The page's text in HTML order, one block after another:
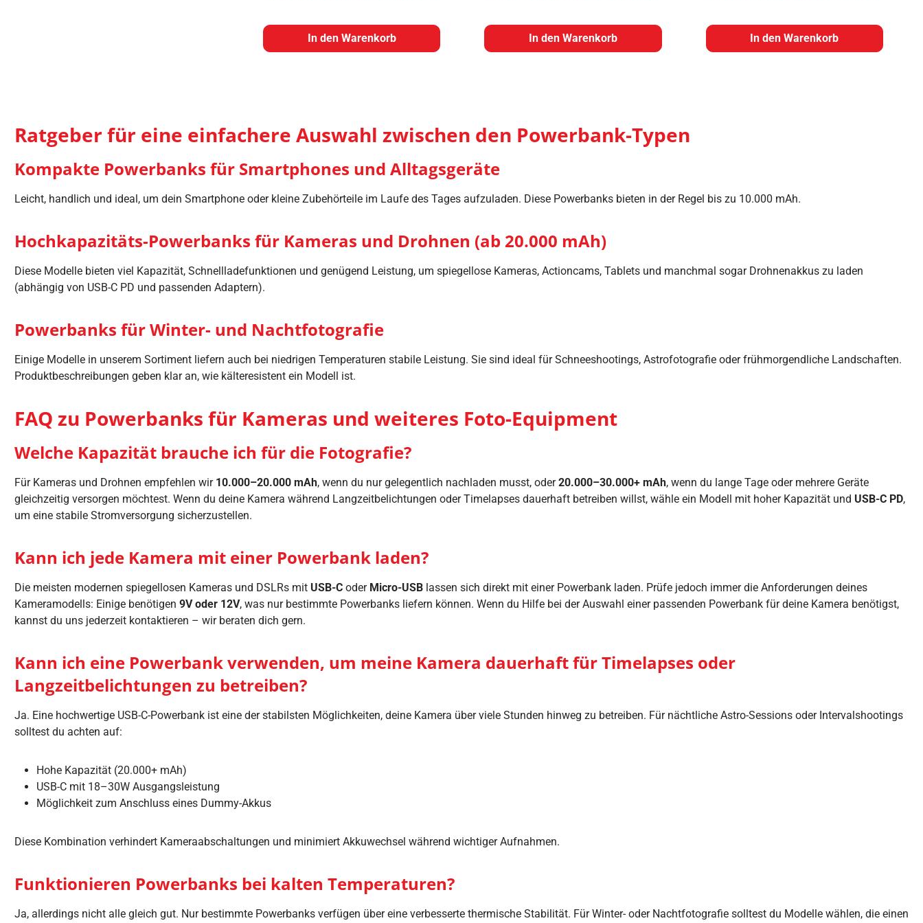
In den Warenkorb In den Warenkorb In den Warenkorb
Ratgeber für eine einfachere Auswahl zwischen den Powerbank-Typen
Kompakte Powerbanks für Smartphones und Alltagsgeräte
Leicht, handlich und ideal, um dein Smartphone oder kleine Zubehörteile im Laufe des Tages aufzuladen. Diese Powerbanks bieten in der Regel bis zu 10.000 mAh.
Hochkapazitäts-Powerbanks für Kameras und Drohnen (ab 20.000 mAh)
Diese Modelle bieten viel Kapazität, Schnellladefunktionen und genügend Leistung, um spiegellose Kameras, Actioncams, Tablets und manchmal sogar Drohnenakkus zu laden
(abhängig von USB-C PD und passenden Adaptern).
Powerbanks für Winter- und Nachtfotografie
Einige Modelle in unserem Sortiment liefern auch bei niedrigen Temperaturen stabile Leistung. Sie sind ideal für Schneeshootings, Astrofotografie oder frühmorgendliche Landschaften.
Produktbeschreibungen geben klar an, wie kälteresistent ein Modell ist.
FAQ zu Powerbanks für Kameras und weiteres Foto-Equipment
Welche Kapazität brauche ich für die Fotografie?
Für Kameras und Drohnen empfehlen wir 10.000–20.000 mAh, wenn du nur gelegentlich nachladen musst, oder20.000–30.000+ mAh, wenn du lange Tage oder mehrere Geräte
gleichzeitig versorgen möchtest. Wenn du deine Kamera während Langzeitbelichtungen oder Timelapses dauerhaft betreiben willst, wähle ein Modell mit hoher Kapazität und USB-C PD,
um eine stabile Stromversorgung sicherzustellen.
Kann ich jede Kamera mit einer Powerbank laden?
Die meisten modernen spiegellosen Kameras und DSLRs mit USB-C oder Micro-USB lassen sich direkt mit einer Powerbank laden. Prüfe jedoch immer die Anforderungen deines
Kameramodells: Einige benötigen 9V oder 12V, was nur bestimmte Powerbanks liefern können. Wenn du Hilfe bei der Auswahl einer passenden Powerbank für deine Kamera benötigst,
kannst du uns jederzeit kontaktieren – wir beraten dich gern.
Kann ich eine Powerbank verwenden, um meine Kamera dauerhaft für Timelapses oder
Langzeitbelichtungen zu betreiben?
Ja. Eine hochwertige USB-C-Powerbank ist eine der stabilsten Möglichkeiten, deine Kamera über viele Stunden hinweg zu betreiben. Für nächtliche Astro-Sessions oder Intervalshootings
solltest du achten auf:
Hohe Kapazität (20.000+ mAh)
USB-C mit 18–30W Ausgangsleistung
Möglichkeit zum Anschluss eines Dummy-Akkus
Diese Kombination verhindert Kameraabschaltungen und minimiert Akkuwechsel während wichtiger Aufnahmen.
Funktionieren Powerbanks bei kalten Temperaturen?
Ja, allerdings nicht alle gleich gut. Nur bestimmte Powerbanks verfügen über eine verbesserte thermische Stabilität. Für Winter- oder Nachtfotografie solltest du Modelle wählen, die einen